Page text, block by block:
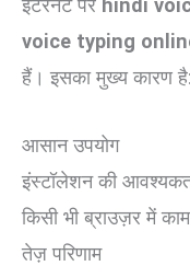
इंटरनेट पर hindi
voice typing
हैं। इसका मुख्य कारण है:
आसान उपयोग
इंस्टॉलेशन की
किसी भी ब्राउज़र में काम
तेज़ परिणाम